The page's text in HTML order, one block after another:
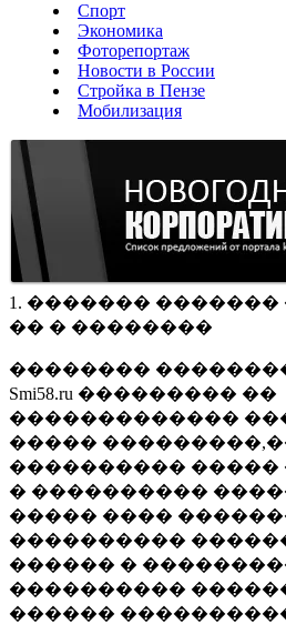
Спорт
Экономика
Фоторепортаж
Новости в России
Стройка в Пензе
Мобилизация
1. �������
�� � ��������
��������
Smi58.ru ��������� ��
�������������
�����
���������� �����
� ����������
����� ����
����������
������ �
����������
������